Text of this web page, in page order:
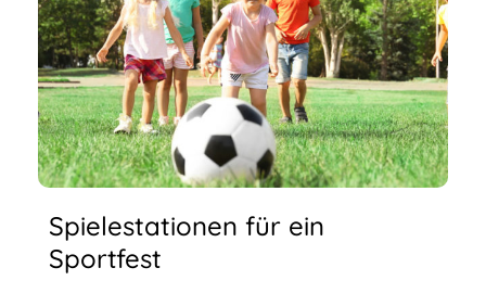
Spielestationen für ein
Sportfest